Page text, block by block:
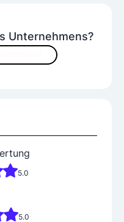
Unternehmens?
5.0
5.0